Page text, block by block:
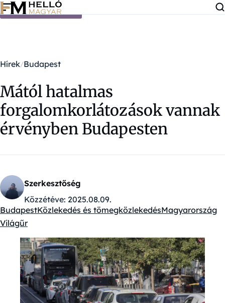
Ugrás a tartalomra
Hírek Budapest
Mától hatalmas
forgalomkorlátozások vannak
érvényben Budapesten
Szerkesztőség
Közzétéve: 2025.08.09.
Kategóriák:
BudapestKözlekedés és tömegközlekedésMagyarország
Világűr